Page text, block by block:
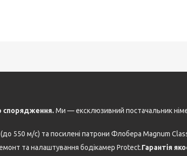
спорядження. Ми — ексклюзивний постачальник
550 м/с) та посилені патрони Флобера Magnum
та налаштування бодікамер Protect.Гарантія